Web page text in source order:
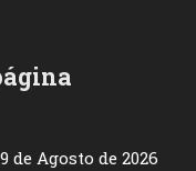
de Agosto de 2026